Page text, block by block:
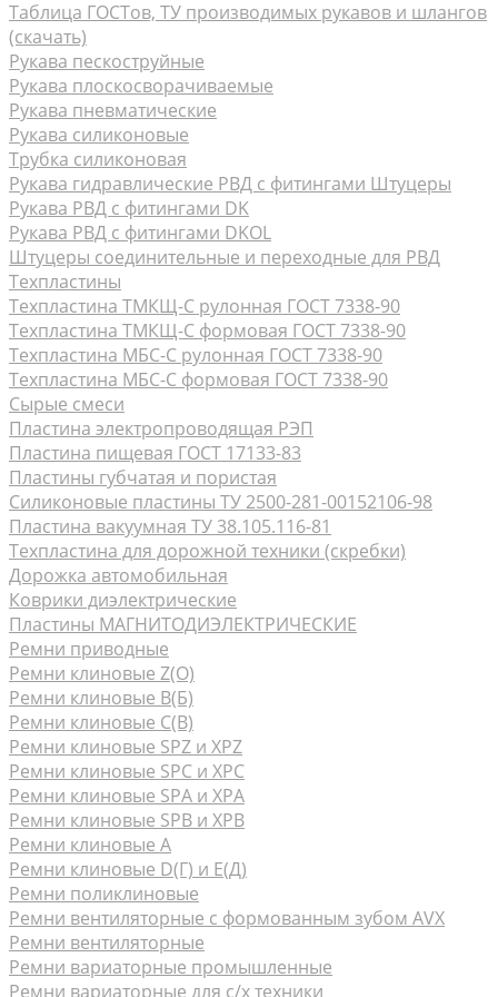
Таблица ГОСТов, ТУ производимых рукавов и шлангов
(скачать)
Рукава пескоструйные
Рукава плоскосворачиваемые
Рукава пневматические
Рукава силиконовые
Трубка силиконовая
Рукава гидравлические РВД с фитингами Штуцеры
Рукава РВД с фитингами DK
Рукава РВД с фитингами DKOL
Штуцеры соединительные и переходные для РВД
Техпластины
Техпластина ТМКЩ-С рулонная ГОСТ 7338-90
Техпластина ТМКЩ-С формовая ГОСТ 7338-90
Техпластина МБС-С рулонная ГОСТ 7338-90
Техпластина МБС-С формовая ГОСТ 7338-90
Сырые смеси
Пластина электропроводящая РЭП
Пластина пищевая ГОСТ 17133-83
Пластины губчатая и пористая
Силиконовые пластины ТУ 2500-281-00152106-98
Пластина вакуумная ТУ 38.105.116-81
Техпластина для дорожной техники (скребки)
Дорожка автомобильная
Коврики диэлектрические
Пластины МАГНИТОДИЭЛЕКТРИЧЕСКИЕ
Ремни приводные
Ремни клиновые Z(О)
Ремни клиновые В(Б)
Ремни клиновые С(В)
Ремни клиновые SPZ и XPZ
Ремни клиновые SPC и XPC
Ремни клиновые SPA и XPA
Ремни клиновые SPB и XPB
Ремни клиновые А
Ремни клиновые D(Г) и Е(Д)
Ремни поликлиновые
Ремни вентиляторные с формованным зубом AVX
Ремни вентиляторные
Ремни вариаторные промышленные
Ремни вариаторные для с/х техники